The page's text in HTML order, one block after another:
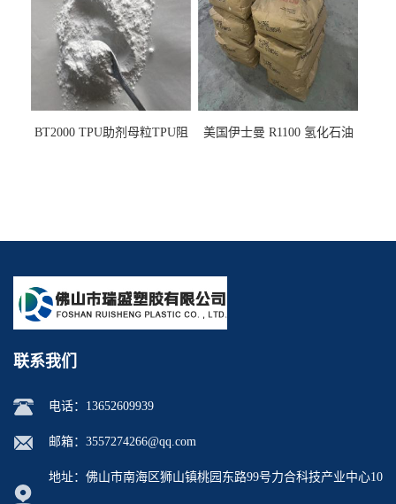
BT2000 TPU助剂母粒TPU阻
美国伊士曼 R1100 氢化石油
联系我们
电话： 13652609939
邮箱： 3557274266@qq.com
地址：佛山市南海区狮山镇桃园东路99号力合科技产业中心10